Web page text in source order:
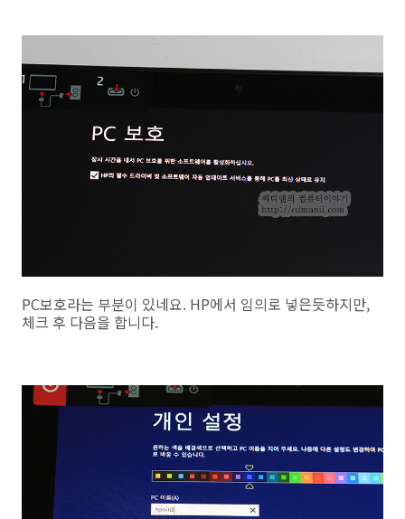
PC보호라는 부분이 있네요. HP에서 임의로 넣은듯하지만,
체크 후 다음을 합니다.